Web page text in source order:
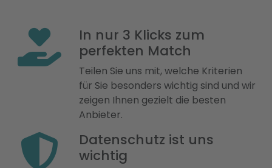
In nur 3 Klicks zum
perfekten Match
Teilen Sie uns mit, welche Kriterien
für Sie besonders wichtig sind und wir
zeigen Ihnen gezielt die besten
Anbieter.
Datenschutz ist uns
wichtig